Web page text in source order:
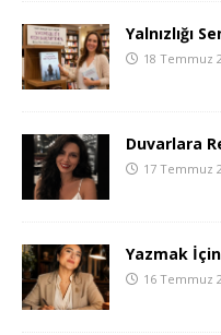
Yalnızlığı
18 Temmuz
Duvarlara
17 Temmuz
Yazmak
16 Temmuz